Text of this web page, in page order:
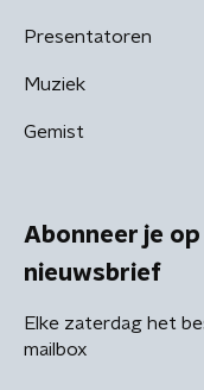
Presentatoren
Muziek
Gemist
Abonneer je
nieuwsbrief
Elke zaterdag het
mailbox